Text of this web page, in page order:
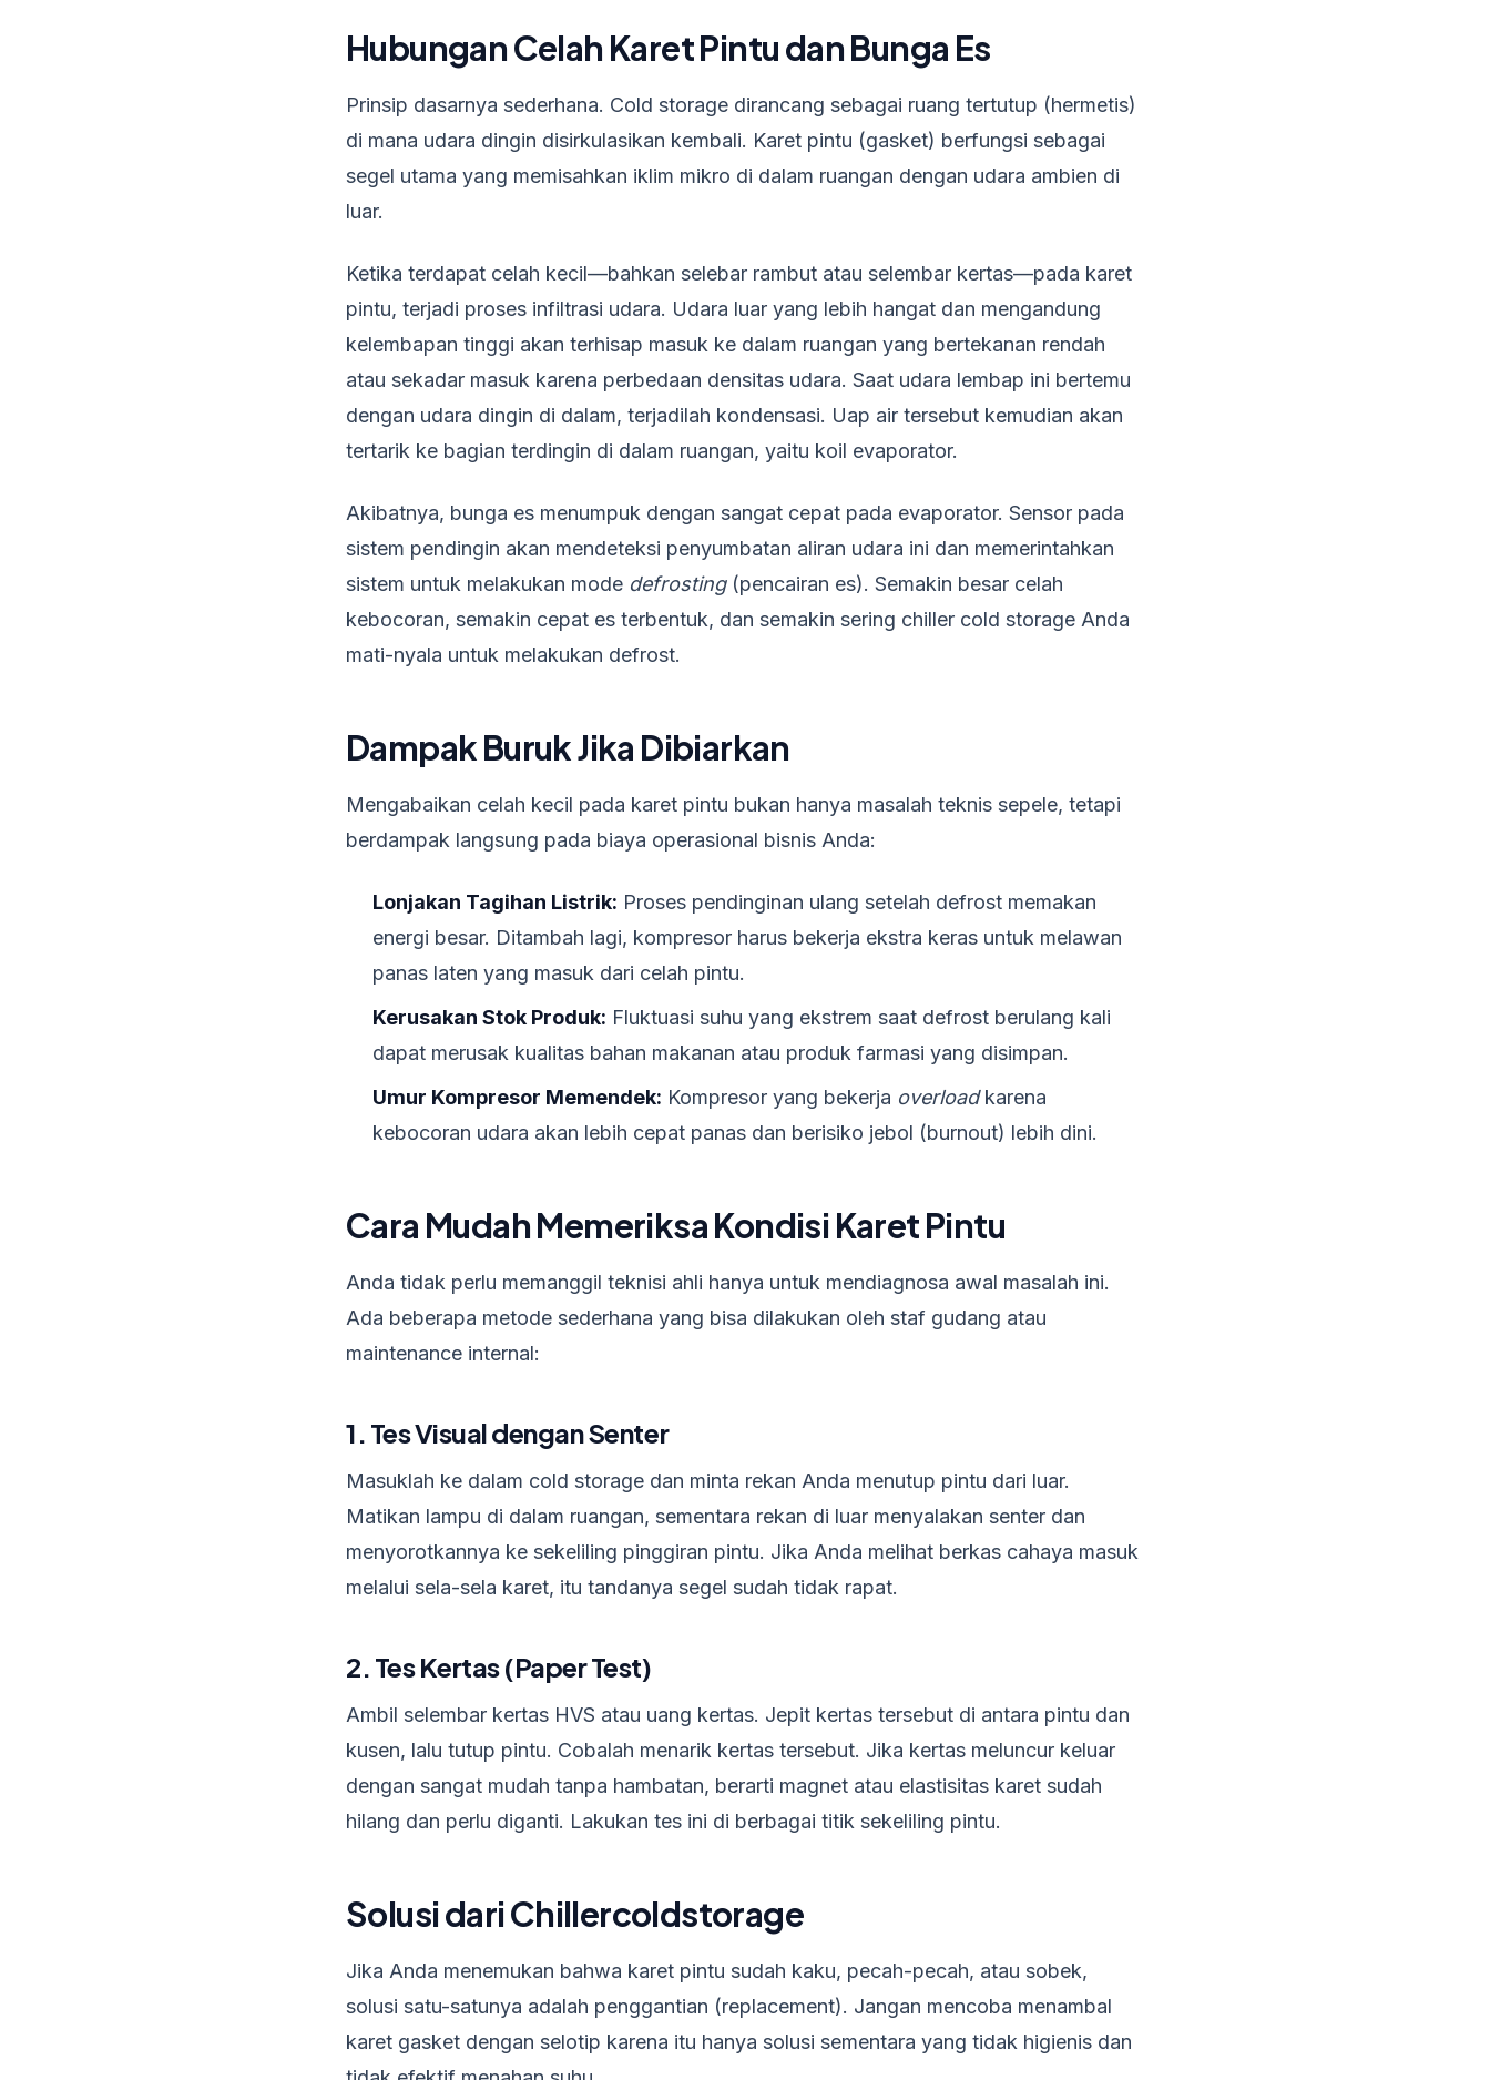
Hubungan Celah Karet Pintu dan Bunga Es
Prinsip dasarnya sederhana. Cold storage dirancang sebagai ruang tertutup (hermetis)
di mana udara dingin disirkulasikan kembali. Karet pintu (gasket) berfungsi sebagai
segel utama yang memisahkan iklim mikro di dalam ruangan dengan udara ambien di
luar.
Ketika terdapat celah kecil—bahkan selebar rambut atau selembar kertas—pada karet
pintu, terjadi proses infiltrasi udara. Udara luar yang lebih hangat dan mengandung
kelembapan tinggi akan terhisap masuk ke dalam ruangan yang bertekanan rendah
atau sekadar masuk karena perbedaan densitas udara. Saat udara lembap ini bertemu
dengan udara dingin di dalam, terjadilah kondensasi. Uap air tersebut kemudian akan
tertarik ke bagian terdingin di dalam ruangan, yaitu koil evaporator.
Akibatnya, bunga es menumpuk dengan sangat cepat pada evaporator. Sensor pada
sistem pendingin akan mendeteksi penyumbatan aliran udara ini dan memerintahkan
sistem untuk melakukan mode defrosting(pencairan es). Semakin besar celah
kebocoran, semakin cepat es terbentuk, dan semakin sering chiller cold storage Anda
mati-nyala untuk melakukan defrost.
Dampak Buruk Jika Dibiarkan
Mengabaikan celah kecil pada karet pintu bukan hanya masalah teknis sepele, tetapi
berdampak langsung pada biaya operasional bisnis Anda:
Lonjakan Tagihan Listrik: Proses pendinginan ulang setelah defrost memakan
energi besar. Ditambah lagi, kompresor harus bekerja ekstra keras untuk melawan
panas laten yang masuk dari celah pintu.
Kerusakan Stok Produk: Fluktuasi suhu yang ekstrem saat defrost berulang kali
dapat merusak kualitas bahan makanan atau produk farmasi yang disimpan.
Umur Kompresor Memendek: Kompresor yang bekerja overloadkarena
kebocoran udara akan lebih cepat panas dan berisiko jebol (burnout) lebih dini.
Cara Mudah Memeriksa Kondisi Karet Pintu
Anda tidak perlu memanggil teknisi ahli hanya untuk mendiagnosa awal masalah ini.
Ada beberapa metode sederhana yang bisa dilakukan oleh staf gudang atau
maintenance internal:
1. Tes Visual dengan Senter
Masuklah ke dalam cold storage dan minta rekan Anda menutup pintu dari luar.
Matikan lampu di dalam ruangan, sementara rekan di luar menyalakan senter dan
menyorotkannya ke sekeliling pinggiran pintu. Jika Anda melihat berkas cahaya masuk
melalui sela-sela karet, itu tandanya segel sudah tidak rapat.
2. Tes Kertas (Paper Test)
Ambil selembar kertas HVS atau uang kertas. Jepit kertas tersebut di antara pintu dan
kusen, lalu tutup pintu. Cobalah menarik kertas tersebut. Jika kertas meluncur keluar
dengan sangat mudah tanpa hambatan, berarti magnet atau elastisitas karet sudah
hilang dan perlu diganti. Lakukan tes ini di berbagai titik sekeliling pintu.
Solusi dari Chillercoldstorage
Jika Anda menemukan bahwa karet pintu sudah kaku, pecah-pecah, atau sobek,
solusi satu-satunya adalah penggantian (replacement). Jangan mencoba menambal
karet gasket dengan selotip karena itu hanya solusi sementara yang tidak higienis dan